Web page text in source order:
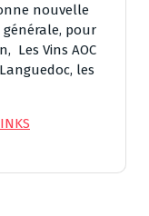
nouvelle
générale, pour
Les Vins AOC
les